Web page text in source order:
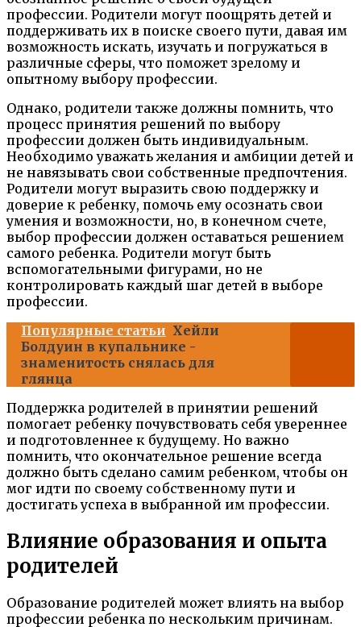
профессии. Родители могут поощрять детей и
поддерживать их в поиске своего пути, давая им
возможность искать, изучать и погружаться в
различные сферы, что поможет зрелому и
опытному выбору профессии.
Однако, родители также должны помнить, что
процесс принятия решений по выбору
профессии должен быть индивидуальным.
Необходимо уважать желания и амбиции детей и
не навязывать свои собственные предпочтения.
Родители могут выразить свою поддержку и
доверие к ребенку, помочь ему осознать свои
умения и возможности, но, в конечном счете,
выбор профессии должен оставаться решением
самого ребенка. Родители могут быть
вспомогательными фигурами, но не
контролировать каждый шаг детей в выборе
профессии.
Популярные статьи Хейли
Болдуин в купальнике -
знаменитость снялась для
глянца
Поддержка родителей в принятии решений
помогает ребенку почувствовать себя увереннее
и подготовленнее к будущему. Но важно
помнить, что окончательное решение всегда
должно быть сделано самим ребенком, чтобы он
мог идти по своему собственному пути и
достигать успеха в выбранной им профессии.
Влияние образования и опыта
родителей
Образование родителей может влиять на выбор
профессии ребенка по нескольким причинам.